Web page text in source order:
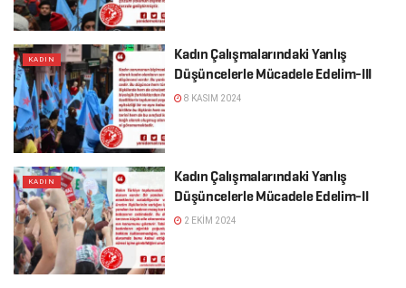
KADIN
Kadın Çalışmalarındaki Yanlış
Düşüncelerle Mücadele Edelim-III
8 KASIM 2024
KADIN
Kadın Çalışmalarındaki Yanlış
Düşüncelerle Mücadele Edelim-II
2 EKIM 2024